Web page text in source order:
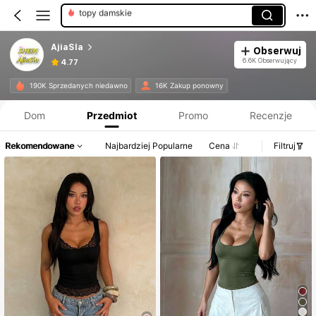
damskie długie sukienki
damskie sukienki koktajlowe
AjiaSla
4.77
Obserwuj
6.6K Obserwujący
190K Sprzedanych niedawno 16K Zakup ponowny
Dom Przedmiot Promo Recenzje
Rekomendowane Najbardziej Popularne Cena Filtruj